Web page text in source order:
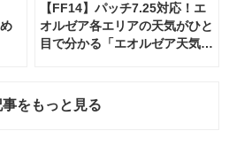
【FF14】パッチ7.25対応！エ
オルゼア各エリアの天気がひと
目で分かる「エオルゼア天気予
をもっと見る